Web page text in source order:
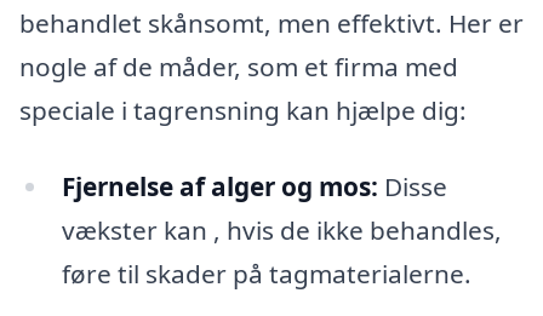
behandlet skånsomt, men effektivt. Her er
nogle af de måder, som et firma med
speciale i tagrensning kan hjælpe dig:
Fjernelse af alger og mos: Disse
vækster kan , hvis de ikke behandles,
føre til skader på tagmaterialerne.